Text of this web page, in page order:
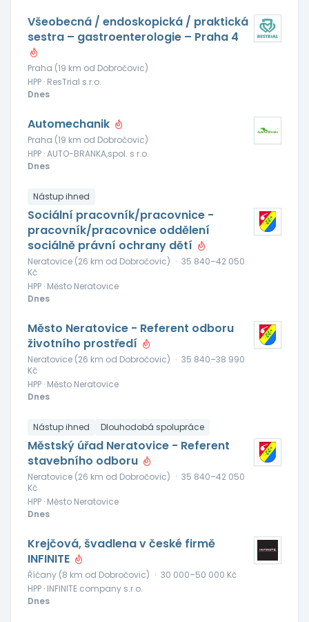
Všeobecná / endoskopická / praktická
sestra – gastroenterologie – Praha 4
Praha (19 km od Dobročovic)
HPP · ResTrial s.r.o.
Dnes
Automechanik
Praha (19 km od Dobročovic)
HPP · AUTO-BRANKA,spol. s r.o.
Dnes
Nástup ihned
Sociální pracovník/pracovnice -
pracovník/pracovnice oddělení
sociálně právní ochrany dětí
Neratovice (26 km od Dobročovic) · 35 840–42 050
Kč
HPP · Město Neratovice
Dnes
Město Neratovice - Referent odboru
životního prostředí
Neratovice (26 km od Dobročovic) · 35 840–38 990
Kč
HPP · Město Neratovice
Dnes
Nástup ihned Dlouhodobá spolupráce
Městský úřad Neratovice - Referent
stavebního odboru
Neratovice (26 km od Dobročovic) · 35 840–42 050
Kč
HPP · Město Neratovice
Dnes
Krejčová, švadlena v české firmě
INFINITE
Říčany (8 km od Dobročovic) · 30 000–50 000 Kč
HPP · INFINITE company s.r.o.
Dnes